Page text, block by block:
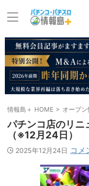
情報島＋ HOME > オープン
パチンコ店のリニ
（※12月24日）
2025年12月24日 コメ